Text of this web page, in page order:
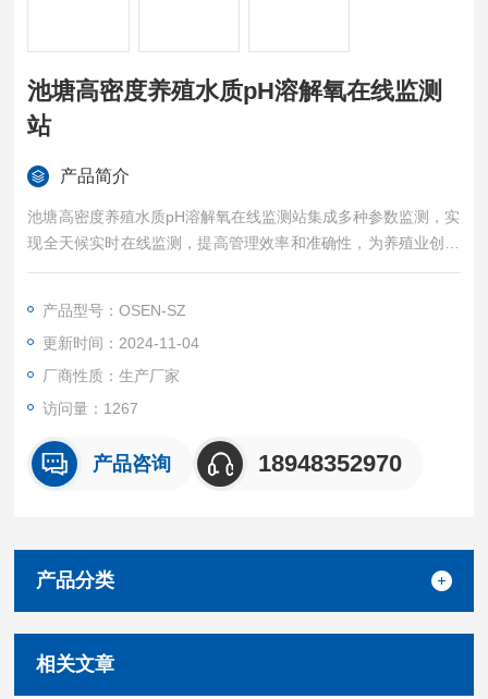
池塘高密度养殖水质pH溶解氧在线监测
站
产品简介
池塘高密度养殖水质pH溶解氧在线监测站集成多种参数监测，实
现全天候实时在线监测，提高管理效率和准确性，为养殖业创造
适宜环境，提升整体水平和可持续发展，降低养殖成本，减少疾
产品型号：OSEN-SZ
更新时间：2024-11-04
厂商性质：生产厂家
访问量：1267
产品咨询 18948352970
产品分类
相关文章